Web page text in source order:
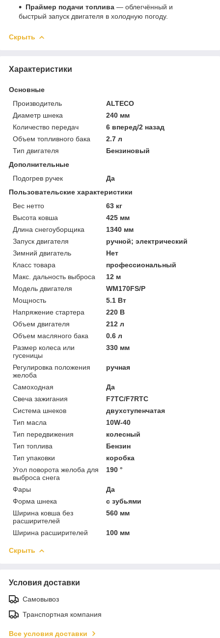
Праймер подачи топлива — облегчённый и
быстрый запуск двигателя в холодную погоду.
Скрыть
Характеристики
Основные
Производитель
ALTECO
Диаметр шнека
240 мм
Количество передач
6 вперед/2 назад
Объем топливного бака
2.7 л
Тип двигателя
Бензиновый
Дополнительные
Подогрев ручек
Да
Пользовательские характеристики
Вес нетто
63 кг
Высота ковша
425 мм
Длина снегоуборщика
1340 мм
Запуск двигателя
ручной; электрический
Зимний двигатель
Нет
Класс товара
профессиональный
Макс. дальность выброса
12 м
Модель двигателя
WM170FS/P
Мощность
5.1 Вт
Напряжение стартера
220 В
Объем двигателя
212 л
Объем масляного бака
0.6 л
Размер колеса или
гусеницы
330 мм
Регулировка положения
желоба
ручная
Самоходная
Да
Свеча зажигания
F7TC/F7RTC
Система шнеков
двухступенчатая
Тип масла
10W-40
Тип передвижения
колесный
Тип топлива
Бензин
Тип упаковки
коробка
Угол поворота желоба для
выброса снега
190 °
Фары
Да
Форма шнека
с зубьями
Ширина ковша без
расширителей
560 мм
Ширина расширителей 100 мм
Скрыть
Условия доставки
Самовывоз
Транспортная компания
Все условия доставки